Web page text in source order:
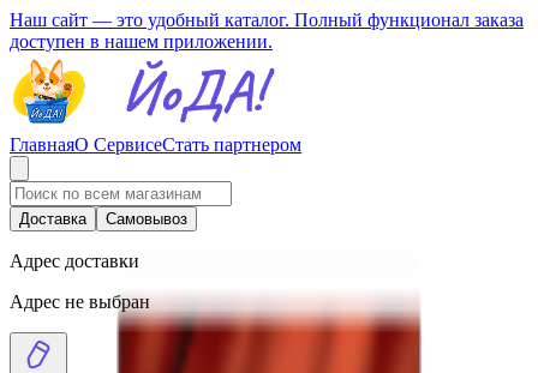
Наш сайт — это удобный каталог. Полный функционал заказа
доступен в нашем приложении.
ГлавнаяО СервисеСтать партнером
Доставка Самовывоз
Адрес доставки
Адрес не выбран